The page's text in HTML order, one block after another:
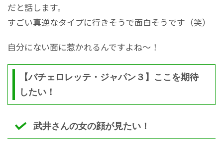
だと話します。
すごい真逆なタイプに行きそうで面白そうです（笑）
自分にない面に惹かれるんですよね～！
【バチェロレッテ・ジャパン３】ここを期待
したい！
武井さんの女の顔が見たい！